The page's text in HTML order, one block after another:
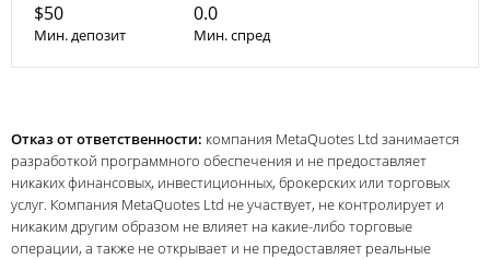
$50
Мин. депозит
0.0
Мин. спред
Отказ от ответственности: компания MetaQuotes Ltd занимается
разработкой программного обеспечения и не предоставляет
никаких финансовых, инвестиционных, брокерских или торговых
услуг. Компания MetaQuotes Ltd не участвует, не контролирует и
никаким другим образом не влияет на какие-либо торговые
операции, а также не открывает и не предоставляет реальные